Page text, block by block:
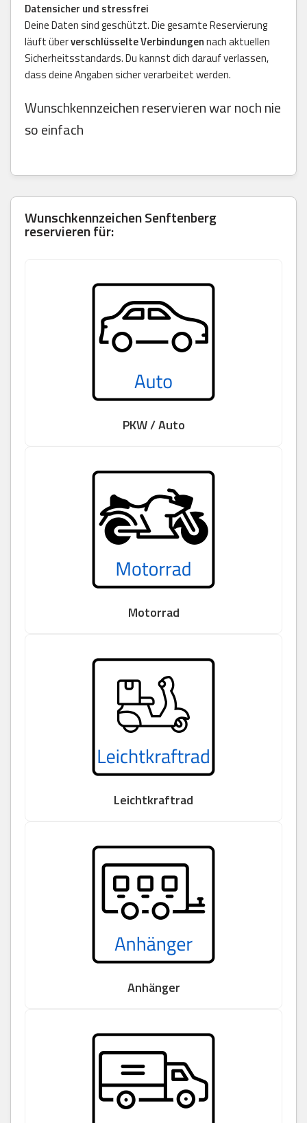
Datensicher und stressfrei
Deine Daten sind geschützt. Die gesamte Reservierung
läuft überverschlüsselte Verbindungennach aktuellen
Sicherheitsstandards. Du kannst dich darauf verlassen,
dass deine Angaben sicher verarbeitet werden.
Wunschkennzeichen reservieren war noch nie
so einfach
WunschkennzeichenSenftenberg
reservieren für:
PKW / Auto
Motorrad
Leichtkraftrad
Anhänger